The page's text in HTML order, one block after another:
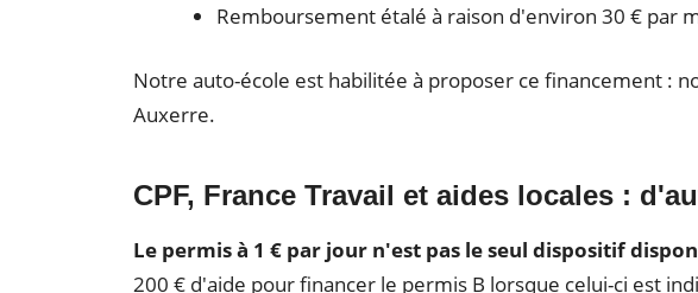
Remboursement étalé à raison d'environ 30 € par
Notre auto-école est habilitée à proposer ce financement :
Auxerre.
CPF, France Travail et aides locales :
Le permis à 1 € par jour n'est pas le seul dispositif
200 € d'aide pour financer le permis B lorsque celui-ci est